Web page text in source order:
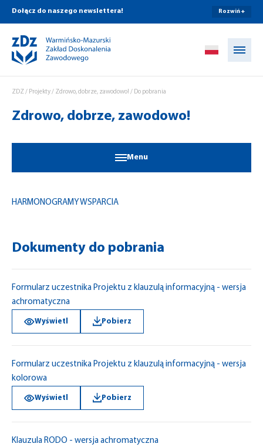
Dołącz do naszego newslettera! Rozwiń +
ZDZ/ Projekty/ Zdrowo, dobrze, zawodowo! / Do pobrania
Zdrowo, dobrze, zawodowo!
Menu
HARMONOGRAMY WSPARCIA
Dokumenty do pobrania
Formularz uczestnika Projektu z klauzulą informacyjną - wersja
achromatyczna
Wyświetl Pobierz
Formularz uczestnika Projektu z klauzulą informacyjną - wersja
kolorowa
Wyświetl Pobierz
Klauzula RODO - wersja achromatyczna